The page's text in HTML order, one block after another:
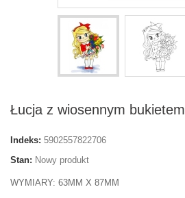
Łucja z wiosennym bukietem
Indeks: 5902557822706
Stan: Nowy produkt
WYMIARY: 63MM X 87MM